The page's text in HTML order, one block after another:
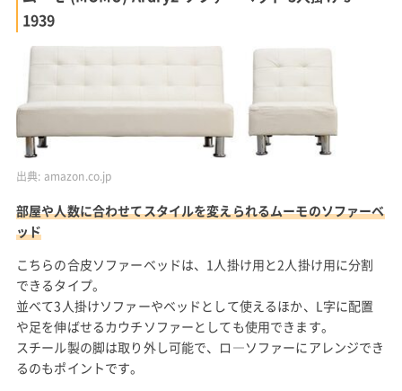
1939
出典: amazon.co.jp
部屋や人数に合わせてスタイルを変えられるムーモのソファーベ
ッド
こちらの合皮ソファーベッドは、1人掛け用と2人掛け用に分割
できるタイプ。
並べて3人掛けソファーやベッドとして使えるほか、L字に配置
や足を伸ばせるカウチソファーとしても使用できます。
スチール製の脚は取り外し可能で、ロ―ソファーにアレンジでき
るのもポイントです。